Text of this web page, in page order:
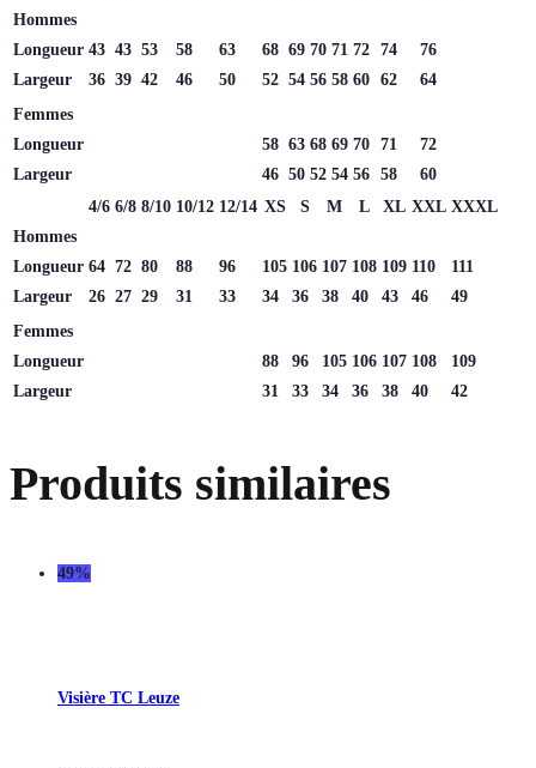
Hommes
Longueur 43 43 53 58 63 68 69 70 71 72 74
76
Largeur
36 39 42 46 50 52 54 56 58 60 62
64
Femmes
Longueur
58 63 68 69 70 71
72
Largeur
46 50 52 54 56 58
60
4/6 6/8 8/10 10/12 12/14 XS S M L XL XXL XXXL
Hommes
Longueur 64 72 80 88 96 105 106 107 108 109 110
111
Largeur
26 27 29 31 33 34 36 38 40 43 46
49
Femmes
Longueur
88 96 105 106 107 108
109
Largeur
31 33 34 36 38 40 42
Produits similaires
49%
Visière TC Leuze